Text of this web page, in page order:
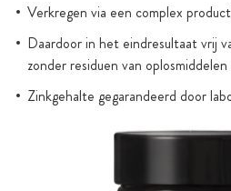
Verkregen via een complex
Daardoor in het eindresultaat vrij
zonder residuen van oplosmiddelen
Zinkgehalte gegarandeerd door